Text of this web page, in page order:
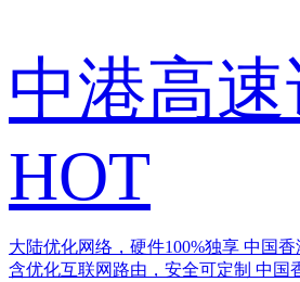
中港高
HOT
大陆优化网络，硬件100%独享 中国香
含优化互联网路由，安全可定制 中国